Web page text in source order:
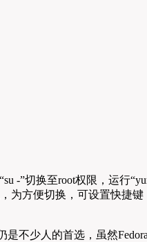
”切换至root权限，运行
为方便切换，可设置快捷
不少人的首选，虽然